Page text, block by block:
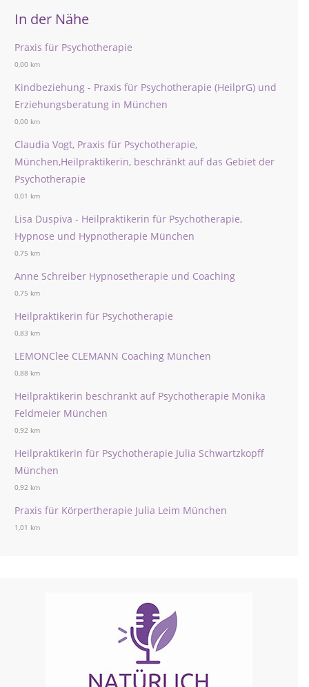
In der Nähe
Praxis für Psychotherapie
0,00 km
Kindbeziehung - Praxis für Psychotherapie (HeilprG) und
Erziehungsberatung in München
0,00 km
Claudia Vogt, Praxis für Psychotherapie,
München,Heilpraktikerin, beschränkt auf das Gebiet der
Psychotherapie
0,01 km
Lisa Duspiva - Heilpraktikerin für Psychotherapie,
Hypnose und Hypnotherapie München
0,75 km
Anne Schreiber Hypnosetherapie und Coaching
0,75 km
Heilpraktikerin für Psychotherapie
0,83 km
LEMONClee CLEMANN Coaching München
0,88 km
Heilpraktikerin beschränkt auf Psychotherapie Monika
Feldmeier München
0,92 km
Heilpraktikerin für Psychotherapie Julia Schwartzkopff
München
0,92 km
Praxis für Körpertherapie Julia Leim München
1,01 km